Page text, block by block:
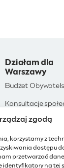
zgodą
korzystamy z
dostępu
przetwarzać
na tej
w nowym oknie)
się w nowym oknie)
się w
się w nowym
Działam dla
Warszawy
Budżet
Konsultacje
Ochotnicy